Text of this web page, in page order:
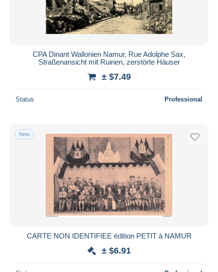
CPA Dinant Wallonien Namur, Rue Adolphe Sax,
Straßenansicht mit Ruinen, zerstörte Häuser
± $7.49
Status Professional
New
CARTE NON IDENTIFIEE édition PETIT à NAMUR
± $6.91